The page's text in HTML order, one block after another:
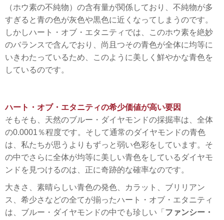
（ホウ素の不純物）の含有量が関係しており、不純物が多
すぎると青の色が灰色や黒色に近くなってしまうのです。
しかしハート・オブ・エタニティでは、このホウ素を絶妙
のバランスで含んでおり、尚且つその青色が全体に均等に
いきわたっているため、このように美しく鮮やかな青色を
しているのです。
ハート・オブ・エタニティの希少価値が高い要因
そもそも、天然のブルー・ダイヤモンドの採掘率は、全体
の0.0001％程度です。そして通常のダイヤモンドの青色
は、私たちが思うよりもずっと弱い色彩をしています。そ
の中でさらに全体が均等に美しい青色をしているダイヤモ
ンドを見つけるのは、正に奇跡的な確率なのです。
大きさ、素晴らしい青色の発色、カラット、ブリリアン
ス、希少さなどの全てが揃ったハート・オブ・エタニティ
は、ブルー・ダイヤモンドの中でも珍しい「 ファンシー・